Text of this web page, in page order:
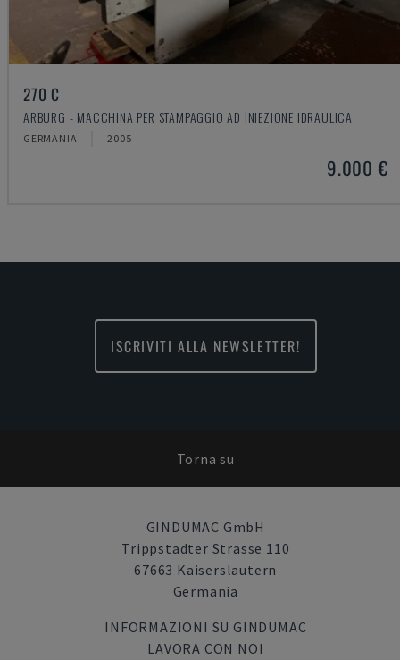
270 C
ARBURG - MACCHINA PER STAMPAGGIO AD INIEZIONE IDRAULICA
GERMANIA 2005
9.000 €
ISCRIVITI ALLA NEWSLETTER!
Torna su
GINDUMAC GmbH
Trippstadter Strasse 110
67663 Kaiserslautern
Germania
INFORMAZIONI SU GINDUMAC
LAVORA CON NOI